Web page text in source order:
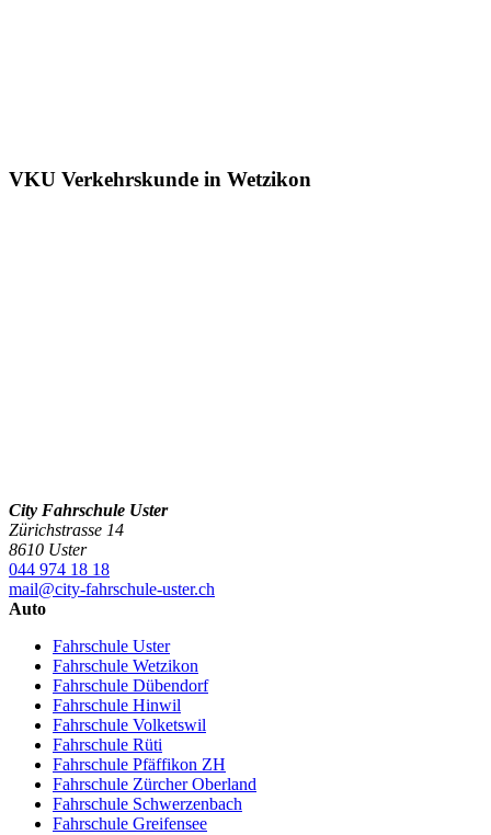
VKU Verkehrskunde in Wetzikon
City Fahrschule Uster
Zürichstrasse 14
8610 Uster
044 974 18 18
mail@city-fahrschule-uster.ch
Auto
Fahrschule Uster
Fahrschule Wetzikon
Fahrschule Dübendorf
Fahrschule Hinwil
Fahrschule Volketswil
Fahrschule Rüti
Fahrschule Pfäffikon ZH
Fahrschule Zürcher Oberland
Fahrschule Schwerzenbach
Fahrschule Greifensee